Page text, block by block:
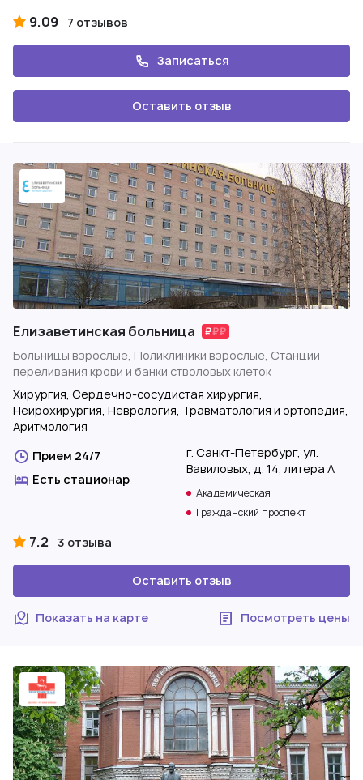
9.09 7 отзывов
Записаться
Оставить отзыв
Елизаветинская больница
Больницы взрослые, Поликлиники взрослые, Станции
переливания крови и банки стволовых клеток
Хирургия, Сердечно-сосудистая хирургия,
Нейрохирургия, Неврология, Травматология и ортопедия,
Аритмология
Прием 24/7
Есть стационар
г. Санкт-Петербург, ул.
Вавиловых, д. 14, литера А
Академическая
Гражданский проспект
7.2 3 отзыва
Оставить отзыв
Показать на карте Посмотреть цены